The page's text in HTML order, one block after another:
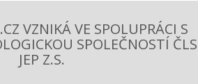
VZNIKÁ VE SPOLUPRÁCI S
SPOLEČNOSTÍ ČLS
JEP Z.S.